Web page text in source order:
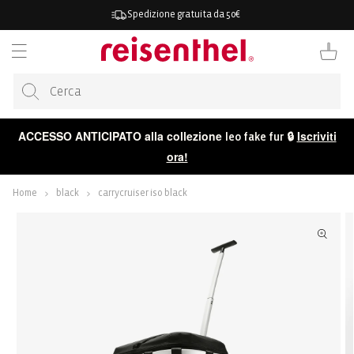
Spedizione gratuita da 50€
Carrello
ACCESSO ANTICIPATO alla collezione leo fake fur🔒 Iscriviti
ora!
Home black carrycruiser iso black